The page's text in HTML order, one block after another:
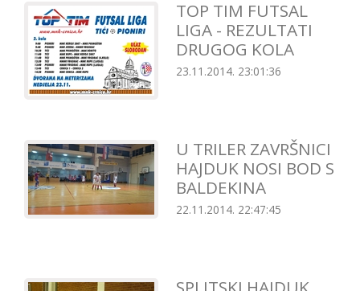
TOP TIM FUTSAL
LIGA - REZULTATI
DRUGOG KOLA
23.11.2014. 23:01:36
U TRILER ZAVRŠNICI
HAJDUK NOSI BOD S
BALDEKINA
22.11.2014. 22:47:45